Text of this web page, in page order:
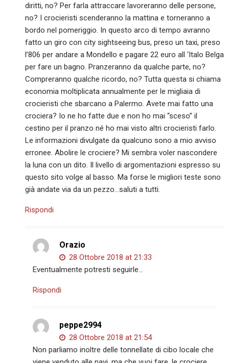
diritti, no? Per farla attraccare lavoreranno delle persone,
no? I crocieristi scenderanno la mattina e torneranno a
bordo nel pomeriggio. In questo arco di tempo avranno
fatto un giro con city sightseeing bus, preso un taxi, preso
l’806 per andare a Mondello e pagare 22 euro all ‘Italo Belga
per fare un bagno. Pranzeranno da qualche parte, no?
Compreranno qualche ricordo, no? Tutta questa si chiama
economia moltiplicata annualmente per le migliaia di
crocieristi che sbarcano a Palermo. Avete mai fatto una
crociera? Io ne ho fatte due e non ho mai “sceso” il
cestino per il pranzo né ho mai visto altri crocieristi farlo.
Le informazioni divulgate da qualcuno sono a mio avviso
erronee. Abolire le crociere? Mi sembra voler nascondere
la luna con un dito. Il livello di argomentazioni espresso su
questo sito volge al basso. Ma forse le migliori teste sono
già andate via da un pezzo…saluti a tutti.
Rispondi
Orazio
28 Ottobre 2018 at 21:33
Eventualmente potresti seguirle…
Rispondi
peppe2994
28 Ottobre 2018 at 21:54
Non parliamo inoltre delle tonnellate di cibo locale che